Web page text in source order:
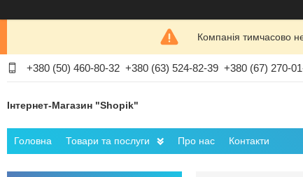
Компанія тимчасово
+380 (50) 460-80-32 +380 (63) 524-82-39 +380 (67) 270-
Інтернет-Магазин "Shopik"
Головна Товари та послуги Про нас Контакти